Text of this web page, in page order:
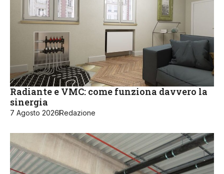
Radiante e VMC: come funziona davvero la
sinergia
7 Agosto 2026Redazione